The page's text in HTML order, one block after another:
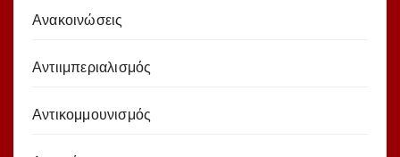
Ανακοινώσεις
Αντιιμπεριαλισμός
Αντικομμουνισμός